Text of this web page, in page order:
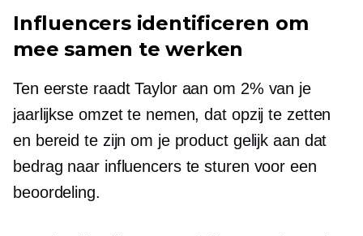
Influencers identificeren om
mee samen te werken
Ten eerste raadt Taylor aan om 2% van je
jaarlijkse omzet te nemen, dat opzij te zetten
en bereid te zijn om je product gelijk aan dat
bedrag naar influencers te sturen voor een
beoordeling.